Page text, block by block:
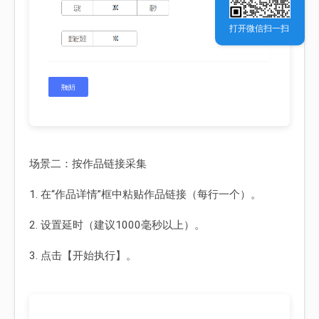
场景二：按作品链接采集
1. 在“作品详情”框中粘贴作品链接（每行一个）。
2. 设置延时（建议1000毫秒以上）。
3. 点击【开始执行】。
打开微信扫一扫